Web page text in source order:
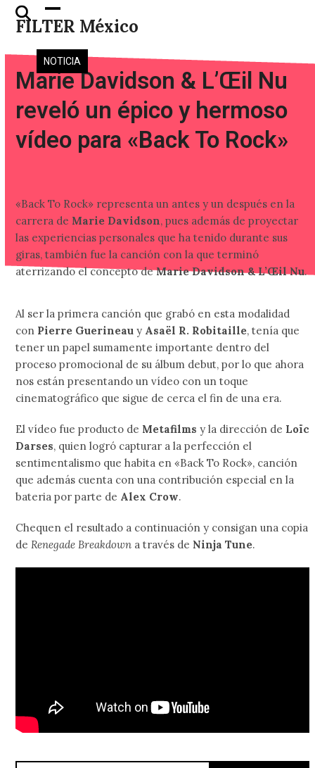
Skip
FILTER México
Open
mobile
menu
Close
mobile
menu
NOTICIA
Marie Davidson & L’Œil Nu
reveló un épico y hermoso
vídeo para «Back To Rock»
«Back To Rock» representa un antes y un después en la
carrera de Marie Davidson, pues además de proyectar
las experiencias personales que ha tenido durante sus
giras, también fue la canción con la que terminó
aterrizando el concepto deMarie Davidson & L’Œil Nu.
Al ser la primera canción que grabó en esta modalidad
con Pierre Guerineauy Asaël R. Robitaille, tenía que
tener un papel sumamente importante dentro del
proceso promocional de su álbum debut, por lo que ahora
nos están presentando un vídeo con un toque
cinematográfico que sigue de cerca el fin de una era.
El vídeo fue producto de Metafilms y la dirección de Loïc
Darses, quien logró capturar a la perfección el
sentimentalismo que habita en «Back To Rock», canción
que además cuenta con una contribución especial en la
bateria por parte de Alex Crow.
Chequen el resultado a continuación y consigan una copia
de Renegade Breakdown a través de Ninja Tune.